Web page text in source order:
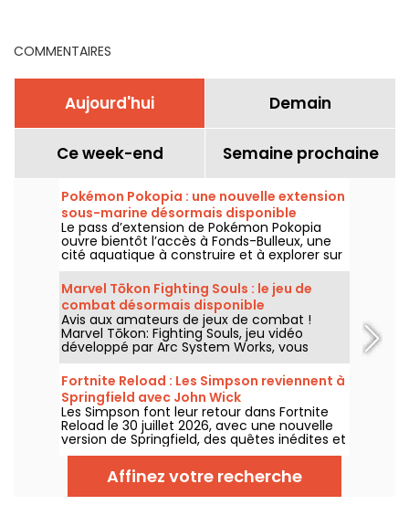
COMMENTAIRES
Aujourd'hui Demain
Ce week-end Semaine prochaine
Pokémon Pokopia : une nouvelle extension
sous-marine désormais disponible
Le pass d’extension de Pokémon Pokopia
ouvre bientôt l’accès à Fonds-Bulleux, une
cité aquatique à construire et à explorer sur
Nintendo Switch 2. Cette première vague de
contenu payant sera disponible le 5 août
2026 avec de nouveaux Pokémon,
bâtiments et mécaniques sous-marines.
Marvel Tōkon Fighting Souls : le jeu de
combat désormais disponible
Avis aux amateurs de jeux de combat !
Marvel Tōkon: Fighting Souls, jeu vidéo
développé par Arc System Works, vous
attend depuis le 6 août 2026 sur PC et PS5.
Un titre qui mise sur des affrontements
stratégiques en 4 contre 4 mettant en
scène des héros et vilains de l’univers
Marvel.
Fortnite Reload : Les Simpson reviennent à
Springfield avec John Wick
Les Simpson font leur retour dans Fortnite
Reload le 30 juillet 2026, avec une nouvelle
version de Springfield, des quêtes inédites et
un crossover avec John Wick. La mise à jour
ajoute plusieurs lieux emblématiques, un
style spécial pour le célèbre assassin et de
nouveaux éléments de gameplay.
Affinez votre recherche